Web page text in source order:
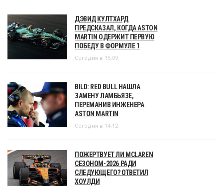
ДЭВИД КУЛТХАРД
ПРЕДСКАЗАЛ, КОГДА ASTON
MARTIN ОДЕРЖИТ ПЕРВУЮ
ПОБЕДУ В ФОРМУЛЕ 1
Сегодня в 15:09
BILD: RED BULL НАШЛА
ЗАМЕНУ ЛАМБЬЯЗЕ,
ПЕРЕМАНИВ ИНЖЕНЕРА
ASTON MARTIN
Сегодня в 14:12
ПОЖЕРТВУЕТ ЛИ MCLAREN
СЕЗОНОМ-2026 РАДИ
СЛЕДУЮЩЕГО? ОТВЕТИЛ
ХОУЛДИ